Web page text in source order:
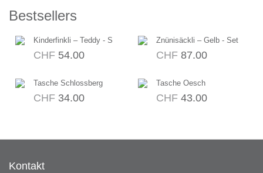
Bestsellers
Kinderfinkli – Teddy - S
CHF 54.00
Znünisäckli – Gelb - Set
CHF 87.00
Tasche Schlossberg
CHF 34.00
Tasche Oesch
CHF 43.00
Kontakt